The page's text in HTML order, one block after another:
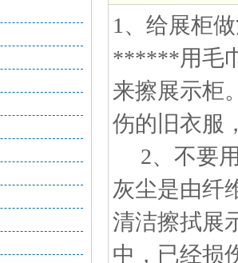
1、给展柜
******用毛
来擦展示柜
伤的旧衣服
2、不要用
灰尘是由纤
清洁擦拭展
中，已经损